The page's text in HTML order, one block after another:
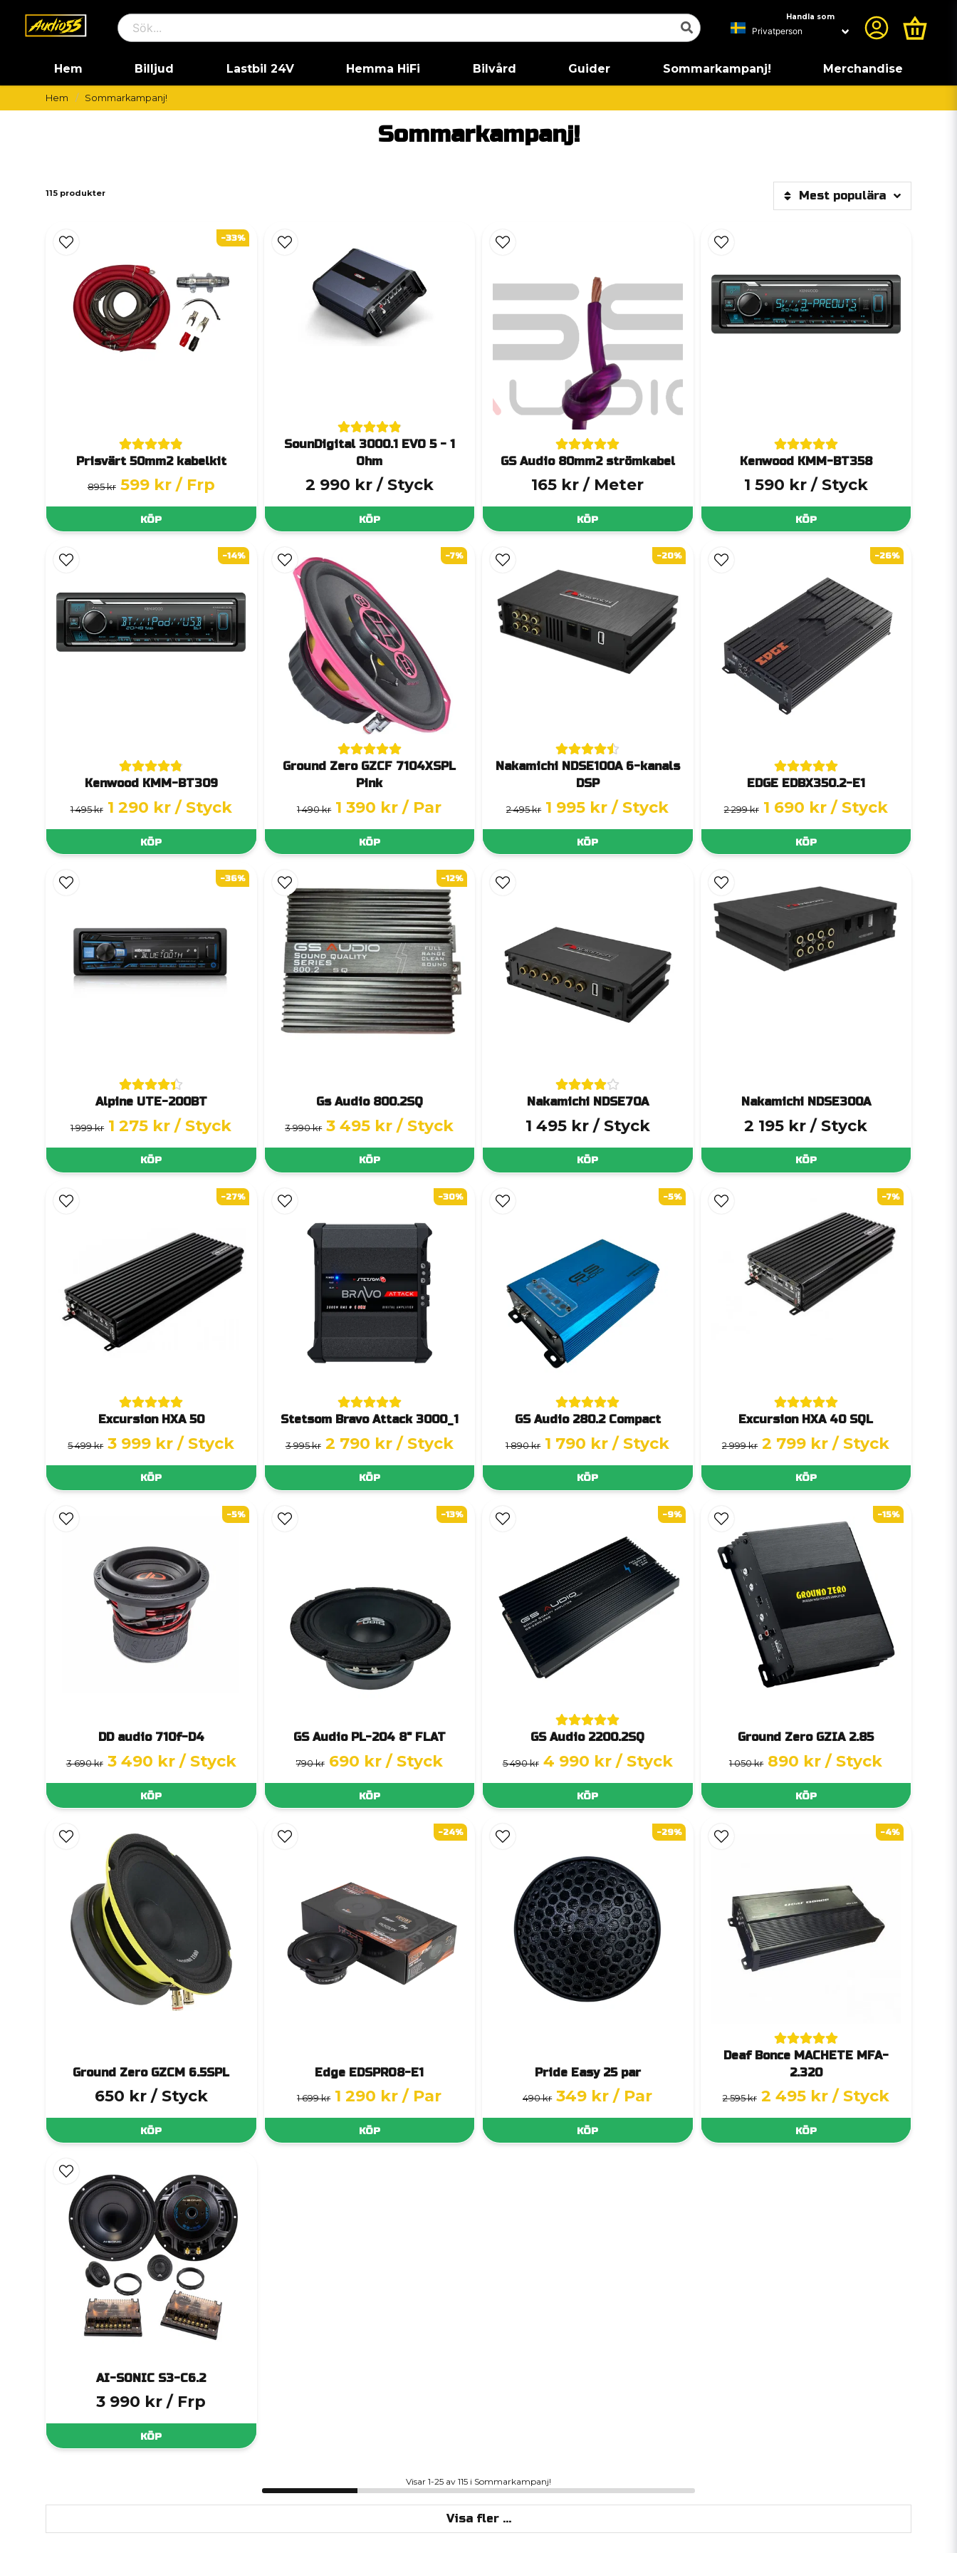
Handla som
Hem Billjud Lastbil 24V Hemma HiFi Bilvård Guider Sommarkampanj! Merchandise
Hem Sommarkampanj!
Sommarkampanj!
115 produkter Mest populära
Prisvärt 50mm2 kabelkit
895 kr 599 kr / Frp
KÖP
-33%
SounDigital 3000.1 EVO 5 - 1
Ohm
2 990 kr / Styck
KÖP
GS Audio 80mm2 strömkabel
165 kr / Meter
KÖP
Kenwood KMM-BT358
1 590 kr / Styck
KÖP
Kenwood KMM-BT309
1 495 kr 1 290 kr / Styck
KÖP
-14%
Ground Zero GZCF 7104XSPL
Pink
1 490 kr 1 390 kr / Par
KÖP
-7%
Nakamichi NDSE100A 6-kanals
DSP
2 495 kr 1 995 kr / Styck
KÖP
-20%
EDGE EDBX350.2-E1
2 299 kr 1 690 kr / Styck
KÖP
-26%
Alpine UTE-200BT
1 999 kr 1 275 kr / Styck
KÖP
-36%
Gs Audio 800.2SQ
3 990 kr 3 495 kr / Styck
KÖP
-12%
Nakamichi NDSE70A
1 495 kr / Styck
KÖP
Nakamichi NDSE300A
2 195 kr / Styck
KÖP
Excursion HXA 50
5 499 kr 3 999 kr / Styck
KÖP
-27%
Stetsom Bravo Attack 3000_1
3 995 kr 2 790 kr / Styck
KÖP
-30%
GS Audio 280.2 Compact
1 890 kr 1 790 kr / Styck
KÖP
-5%
Excursion HXA 40 SQL
2 999 kr 2 799 kr / Styck
KÖP
-7%
DD audio 710f-D4
3 690 kr 3 490 kr / Styck
KÖP
-5%
GS Audio PL-204 8" FLAT
790 kr 690 kr / Styck
KÖP
-13%
GS Audio 2200.2SQ
5 490 kr 4 990 kr / Styck
KÖP
-9%
Ground Zero GZIA 2.85
1 050 kr 890 kr / Styck
KÖP
-15%
Ground Zero GZCM 6.5SPL
650 kr / Styck
KÖP
Edge EDSPRO8-E1
1 699 kr 1 290 kr / Par
KÖP
-24%
Pride Easy 25 par
490 kr 349 kr / Par
KÖP
-29%
Deaf Bonce MACHETE MFA-
2.320
2 595 kr 2 495 kr / Styck
KÖP
-4%
AI-SONIC S3-C6.2
3 990 kr / Frp
KÖP
Visar 1-25 av 115 i Sommarkampanj!
Visa fler ...